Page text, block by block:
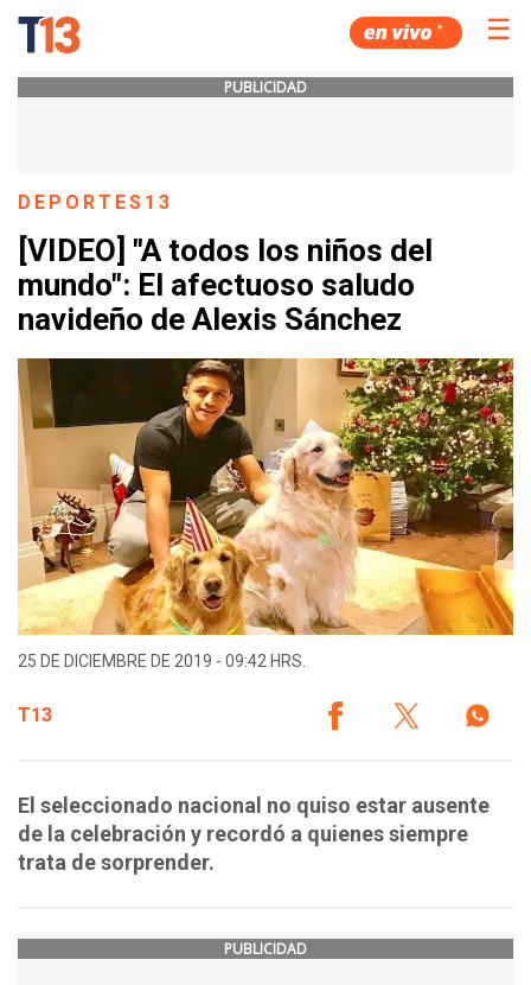
☰
PUBLICIDAD
DEPORTES13
[VIDEO] "A todos los niños del
mundo": El afectuoso saludo
navideño de Alexis Sánchez
25 DE DICIEMBRE DE 2019 - 09:42 HRS.
T13
El seleccionado nacional no quiso estar ausente
de la celebración y recordó a quienes siempre
trata de sorprender.
PUBLICIDAD